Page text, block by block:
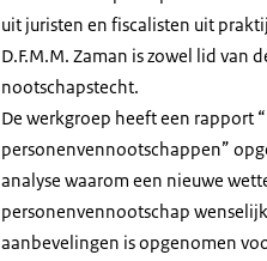
uit juristen en fiscalisten uit
D.F.M.M. Zaman is zowel lid van
nootschapstecht.
De werkgroep heeft een rapport
personenvennootschappen”
analyse waarom een nieuwe
personenvennootschap
aanbevelingen is opgenomen